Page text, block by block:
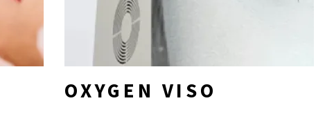
OXYGEN VISO